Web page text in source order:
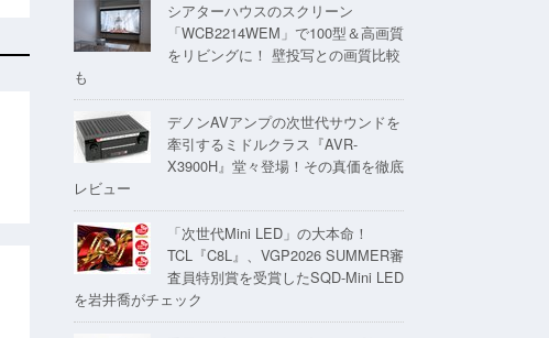
シアターハウスのスクリーン
「WCB2214WEM」で100型＆高画質
をリビングに！ 壁投写との画質比較
も
デノンAVアンプの次世代サウンドを
牽引するミドルクラス『AVR-
X3900H』堂々登場！その真価を徹底
レビュー
「次世代Mini LED」の大本命！
TCL『C8L』、VGP2026 SUMMER審
査員特別賞を受賞したSQD-Mini LED
を岩井喬がチェック